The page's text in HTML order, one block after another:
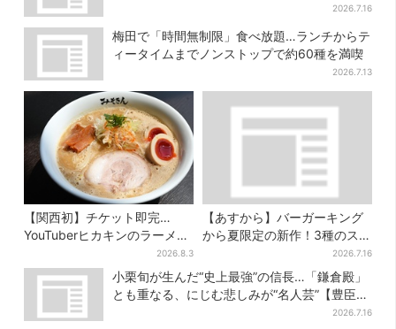
2026.7.16
梅田で「時間無制限」食べ放題…ランチからテ
ィータイムまでノンストップで約60種を満喫
2026.7.13
【関西初】チケット即完…
YouTuberヒカキンのラーメン
店「みそきん」が大阪上陸！
「待ってました」と話題
2026.8.3
【あすから】バーガーキング
から夏限定の新作！3種のステ
ーキワッパー「暑さ乗り切れ
そう」と話題に
2026.7.16
小栗旬が生んだ“史上最強”の信長…「鎌倉殿」
とも重なる、にじむ悲しみが“名人芸”【豊臣兄
2026.7.16